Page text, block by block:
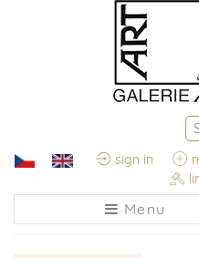
sign in
Menu